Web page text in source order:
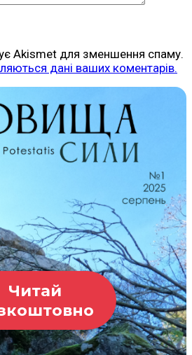
Akismet для зменшення спаму.
дані ваших коментарів.
Читай